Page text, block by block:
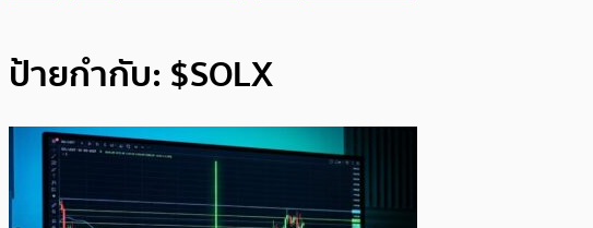
ป้ายกำกับ: $SOLX